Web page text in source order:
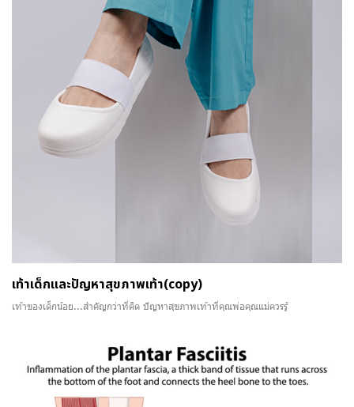
เท้าเด็กและปัญหาสุขภาพเท้า(copy)
เท้าของเด็กน้อย...สำคัญกว่าที่คิด ปัญหาสุขภาพเท้าที่คุณพ่อคุณแม่ควรรู้